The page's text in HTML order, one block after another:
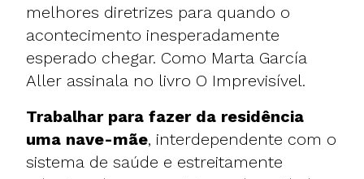
melhores diretrizes para quando o
acontecimento inesperadamente
esperado chegar. Como Marta García
Aller assinala no livro O Imprevisível.
Trabalhar para fazer da residência
uma nave-mãe, interdependente com o
sistema de saúde e estreitamente